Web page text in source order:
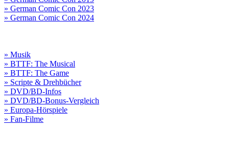
» German Comic Con 2023
» German Comic Con 2024
» Musik
» BTTF: The Musical
» BTTF: The Game
» Scripte & Drehbücher
» DVD/BD-Infos
» DVD/BD-Bonus-Vergleich
» Europa-Hörspiele
» Fan-Filme